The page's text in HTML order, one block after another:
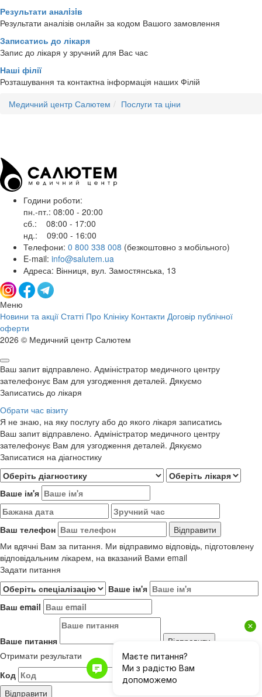
Результати аналiзiв
Результати аналізів онлайн за кодом Вашого замовлення
Записатись до лікаря
Запис до лікаря у зручний для Вас час
Наші філії
Розташування та контактна інформація наших Філій
Медичний центр Салютем
Послуги та ціни
Години роботи:
пн.-пт.: 08:00 - 20:00
сб.: 08:00 - 17:00
нд.: 09:00 - 16:00
Телефони: 0 800 338 008 (безкоштовно з мобільного)
E-mail: info@salutem.ua
Адреса: Вінниця, вул. Замостянська, 13
Меню
Новини та акції Статті Про Клініку Контакти Договір публічної
оферти
2026 © Медичний центр Салютем
Ваш запит відправлено. Адміністратор медичного центру
зателефонує Вам для узгодження деталей. Дякуємо
Записатись до лікаря
Обрати час візиту
Я не знаю, на яку послугу або до якого лікаря записатись
Ваш запит відправлено. Адміністратор медичного центру
зателефонує Вам для узгодження деталей. Дякуємо
Записатися на діагностику
Ваше ім'я
Ваш телефон
Ми вдячні Вам за питання. Ми відправимо відповідь, підготовлену
відповідальним лікарем, на вказаний Вами email
Задати питання
Ваше ім'я
Ваш email
Ваше питання
Отримати результати
Код
Результати до 01.06.2019